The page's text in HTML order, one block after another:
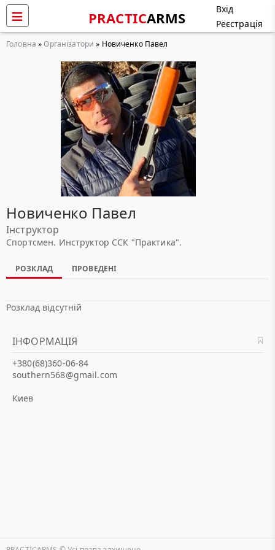
PRACTICARMS
Вхід
Реєстрація
Головна »Організатори » Новиченко Павел
Новиченко Павел
Інструктор
Спортсмен. Инструктор ССК "Практика".
РОЗКЛАД ПРОВЕДЕНІ
Розклад відсутній
ІНФОРМАЦІЯ
+380(68)360-06-84
southern568@gmail.com
Киев